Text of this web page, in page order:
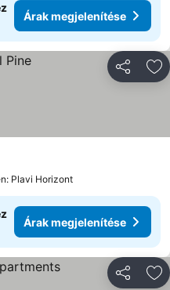
Árak megjelenítése
Plavi Horizont
Árak megjelenítése